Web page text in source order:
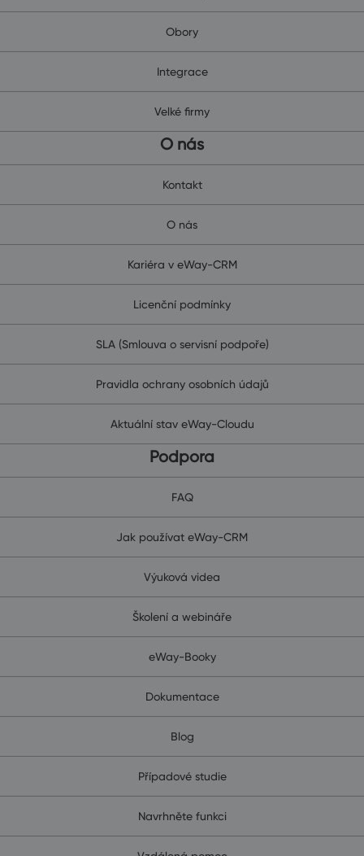
Obory
Integrace
Velké firmy
O nás
Kontakt
O nás
Kariéra v eWay-CRM
Licenční podmínky
SLA (Smlouva o servisní podpoře)
Pravidla ochrany osobních údajů
Aktuální stav eWay-Cloudu
Podpora
FAQ
Jak používat eWay-CRM
Výuková videa
Školení a webináře
eWay-Booky
Dokumentace
Blog
Případové studie
Navrhněte funkci